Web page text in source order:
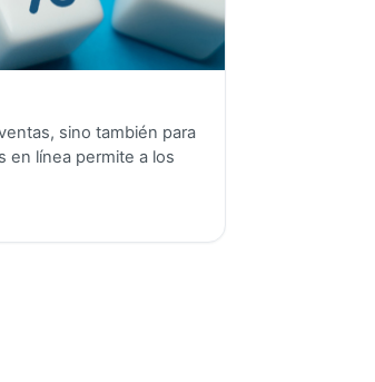
sino también para
en línea permite a los